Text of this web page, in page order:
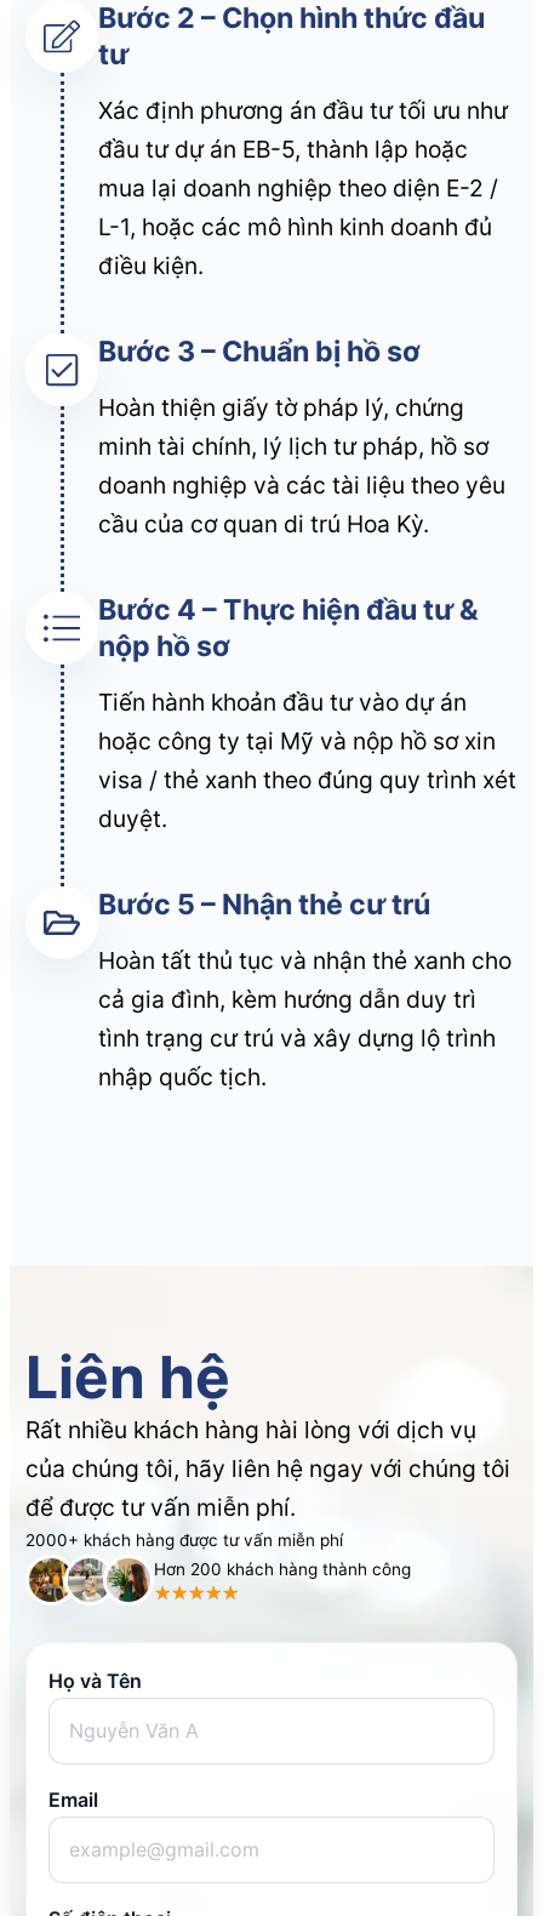
Bước 2 – Chọn hình thức đầu
tư
Xác định phương án đầu tư tối ưu như
đầu tư dự án EB-5, thành lập hoặc
mua lại doanh nghiệp theo diện E-2 /
L-1, hoặc các mô hình kinh doanh đủ
điều kiện.
Bước 3 – Chuẩn bị hồ sơ
Hoàn thiện giấy tờ pháp lý, chứng
minh tài chính, lý lịch tư pháp, hồ sơ
doanh nghiệp và các tài liệu theo yêu
cầu của cơ quan di trú Hoa Kỳ.
Bước 4 – Thực hiện đầu tư &
nộp hồ sơ
Tiến hành khoản đầu tư vào dự án
hoặc công ty tại Mỹ và nộp hồ sơ xin
visa / thẻ xanh theo đúng quy trình xét
duyệt.
Bước 5 – Nhận thẻ cư trú
Hoàn tất thủ tục và nhận thẻ xanh cho
cả gia đình, kèm hướng dẫn duy trì
tình trạng cư trú và xây dựng lộ trình
nhập quốc tịch.
Liên hệ
Rất nhiều khách hàng hài lòng với dịch vụ
của chúng tôi, hãy liên hệ ngay với chúng tôi
để được tư vấn miễn phí.
2000+ khách hàng được tư vấn miễn phí
Hơn 200 khách hàng thành công
Họ và Tên
Email